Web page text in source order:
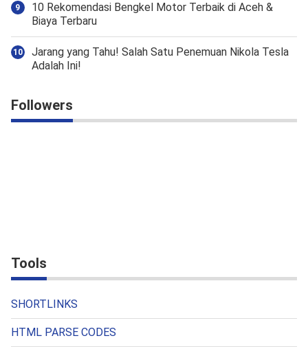
10 Rekomendasi Bengkel Motor Terbaik di Aceh &
Biaya Terbaru
Jarang yang Tahu! Salah Satu Penemuan Nikola Tesla
Adalah Ini!
Followers
Tools
SHORTLINKS
HTML PARSE CODES